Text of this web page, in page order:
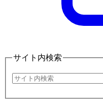
サイト内検索